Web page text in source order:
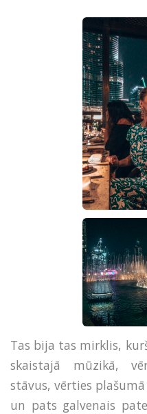
Tas bija tas mirklis,
skaistajā mūzikā,
stāvus, vērties
un pats galvenais